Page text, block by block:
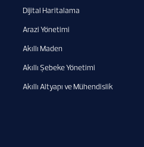
Dijital Haritalama
Arazi Yönetimi
Akıllı Maden
Akıllı Şebeke Yönetimi
Akıllı Altyapı ve Mühendislik